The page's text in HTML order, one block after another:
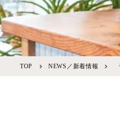
TOP NEWS／新着情報